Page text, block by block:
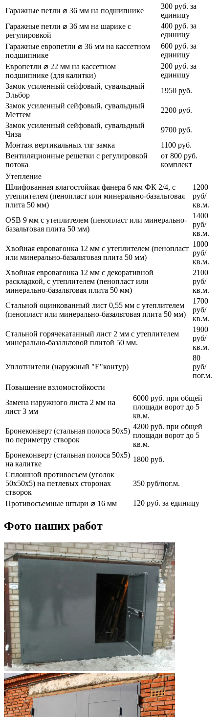
Гаражные петли ⌀ 36 мм на подшипнике
300 руб. за
единицу
Гаражные петли ⌀ 36 мм на шарике с
регулировкой
400 руб. за
единицу
Гаражные европетли ⌀ 36 мм на кассетном
подшипнике
600 руб. за
единицу
Европетли ⌀ 22 мм на кассетном
подшипнике (для калитки)
200 руб. за
единицу
Замок усиленный сейфовый, сувальдный
Эльбор
1950 руб.
Замок усиленный сейфовый, сувальдный
Меттем
2200 руб.
Замок усиленный сейфовый, сувальдный
Чиза
9700 руб.
Монтаж вертикальных тяг замка
1100 руб.
Вентиляционные решетки с регулировкой
потока
от 800 руб.
комплект
Утепление
Шлифованная влагостойкая фанера 6 мм ФК 2/4, с
утеплителем (пенопласт или минерально-базальтовая
плита 50 мм)
1200
руб/
кв.м.
OSB 9 мм с утеплителем (пенопласт или минерально-
базальтовая плита 50 мм)
1400
руб/
кв.м.
Хвойная евровагонка 12 мм с утеплителем (пенопласт
или минерально-базальтовая плита 50 мм)
1800
руб/
кв.м.
Хвойная евровагонка 12 мм с декоративной
раскладкой, с утеплителем (пенопласт или
минерально-базальтовая плита 50 мм)
2100
руб/
кв.м.
Стальной оцинкованный лист 0,55 мм с утеплителем
(пенопласт или минерально-базальтовая плита 50 мм)
1700
руб/
кв.м.
Стальной горячекатанный лист 2 мм с утеплителем
минерально-базальтовой плитой 50 мм.
1900
руб/
кв.м.
Уплотнители (наружный "Е"контур)
80
руб/
пог.м.
Повышение взломостойкости
Замена наружного листа 2 мм на
лист 3 мм
6000 руб. при общей
площади ворот до 5
кв.м.
Бронеконверт (стальная полоса 50х5)
по периметру створок
4200 руб. при общей
площади ворот до 5
кв.м.
Бронеконверт (стальная полоса 50х5)
на калитке
1800 руб.
Сплошной противосъем (уголок
50х50х5) на петлевых сторонах
створок
350 руб/пог.м.
Противосъемные штыри ⌀ 16 мм 120 руб. за единицу
Фото наших работ